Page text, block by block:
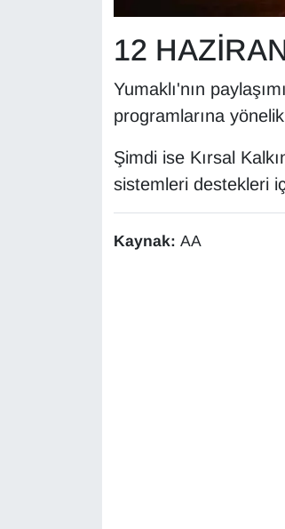
12
Yumaklı'nın
programlarına
Şimdi ise Kırsal
sistemleri destekleri
Kaynak: AA
RÖPORTAJ
Sinema - TV